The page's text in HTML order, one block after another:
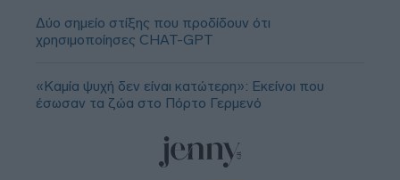
Δύο σημείο στίξης που προδίδουν ότι
χρησιμοποίησες CHAT-GPT
«Καμία ψυχή δεν είναι κατώτερη»: Εκείνοι που
έσωσαν τα ζώα στο Πόρτο Γερμενό